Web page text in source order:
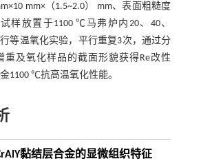
mm×（1.5~2.0） mm、表面粗糙度
试样放置于1100 ℃马弗炉内20、40、
行等温氧化实验，平行重复3次，通过分
重及氧化样品的截面形貌获得Re改性
金1100 ℃抗高温氧化性能。
黏结层合金的显微组织特征